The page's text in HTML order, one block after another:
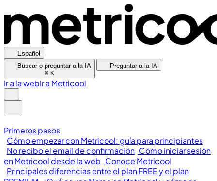
Español
Buscar o preguntar a la IA
⌘ K
Preguntar a la IA
Ir a la webIr a Metricool
Primeros pasos
Cómo empezar con Metricool: guía para principiantes
No recibo el email de confirmación Cómo iniciar sesión
en Metricool desde la web Conoce Metricool
Principales diferencias entre el plan FREE y el plan